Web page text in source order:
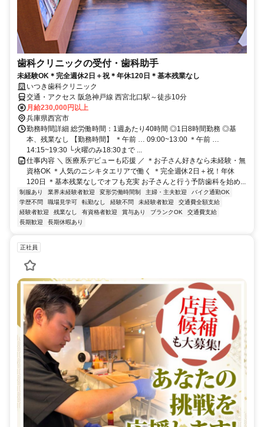
歯科クリニックの受付・歯科助手
未経験OK＊完全週休2日＋祝＊年休120日＊基本残業なし
いつき歯科クリニック
交通・アクセス 阪急神戸線 西宮北口駅～徒歩10分
月給230,000円以上
兵庫県西宮市
勤務時間詳細 総労働時間：1週あたり40時間 ◎1日8時間勤務 ◎基
本、残業なし 【勤務時間】 ＊午前 … 09:00~13:00 ＊午前 …
14:15~19:30 └火曜のみ18:30まで ...
仕事内容 ＼ 医療系デビューも応援 ／ ＊お子さん好きなら未経験・無
資格OK ＊人気のニシキタエリアで働く ＊完全週休2日＋祝！年休
120日 ＊基本残業なしでオフも充実 お子さんと行う予防歯科を始め...
制服あり 業界未経験者歓迎 変形労働時間制 主婦・主夫歓迎
バイク通勤OK
学歴不問
職場見学可 転勤なし 経験不問 未経験者歓迎
交通費全額支給
経験者歓迎
残業なし 有資格者歓迎 賞与あり ブランクOK
交通費支給
長期歓迎
長期休暇あり
正社員